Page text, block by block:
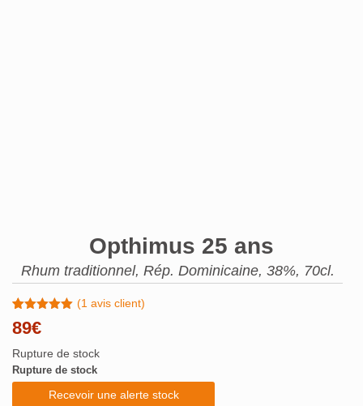
Opthimus 25 ans
Rhum traditionnel, Rép. Dominicaine, 38%, 70cl.
Noté
sur 5
1
notation
client
(1 avis client)
89€
Rupture de stock
Rupture de stock
Recevoir une alerte stock